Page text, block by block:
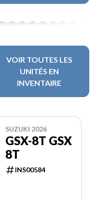
VOIR TOUTES LES
UNITÉS EN
INVENTAIRE
SUZUKI 2026
GSX-8T GSX
8T
INS00584